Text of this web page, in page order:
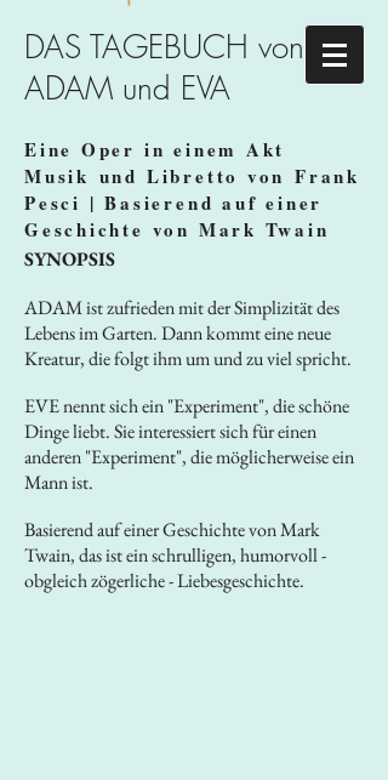
DAS TAGEBUCH von
ADAM und EVA
Eine Oper in einem Akt
Musik und Libretto von Frank
Pesci | Basierend auf einer
Geschichte von Mark Twain
SYNOPSIS
ADAM ist zufrieden mit der Simplizität des
Lebens im Garten. Dann kommt eine neue
Kreatur, die folgt ihm um und zu viel spricht.
EVE nennt sich ein "Experiment", die schöne
Dinge liebt. Sie interessiert sich für einen
anderen "Experiment", die möglicherweise ein
Mann ist.
Basierend auf einer Geschichte von Mark
Twain, das ist ein schrulligen, humorvoll -
obgleich zögerliche - Liebesgeschichte.